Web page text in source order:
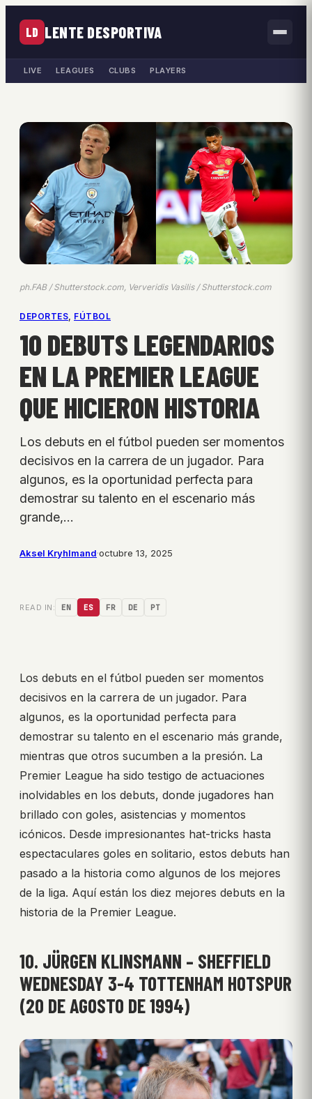
LD LENTE DESPORTIVA
LIVE LEAGUES CLUBS PLAYERS
ph.FAB / Shutterstock.com, Ververidis Vasilis / Shutterstock.com
DEPORTES, FÚTBOL
10 DEBUTS LEGENDARIOS
EN LA PREMIER LEAGUE
QUE HICIERON HISTORIA
Los debuts en el fútbol pueden ser momentos
decisivos en la carrera de un jugador. Para
algunos, es la oportunidad perfecta para
demostrar su talento en el escenario más
grande,…
Aksel Kryhlmand·octubre 13, 2025
READ IN: EN ES FR DE PT
Los debuts en el fútbol pueden ser momentos
decisivos en la carrera de un jugador. Para
algunos, es la oportunidad perfecta para
demostrar su talento en el escenario más grande,
mientras que otros sucumben a la presión. La
Premier League ha sido testigo de actuaciones
inolvidables en los debuts, donde jugadores han
brillado con goles, asistencias y momentos
icónicos. Desde impresionantes hat-tricks hasta
espectaculares goles en solitario, estos debuts han
pasado a la historia como algunos de los mejores
de la liga. Aquí están los diez mejores debuts en la
historia de la Premier League.
10. JÜRGEN KLINSMANN – SHEFFIELD
WEDNESDAY 3-4 TOTTENHAM HOTSPUR
(20 DE AGOSTO DE 1994)